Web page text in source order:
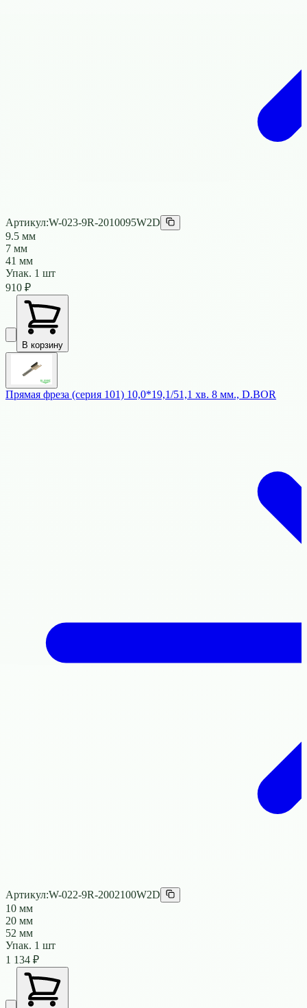
Артикул:W-023-9R-2010095W2D
9.5 мм
7 мм
41 мм
Упак. 1 шт
910 ₽
В корзину
Прямая фреза (серия 101) 10,0*19,1/51,1 хв. 8 мм., D.BOR
Артикул:W-022-9R-2002100W2D
10 мм
20 мм
52 мм
Упак. 1 шт
1 134 ₽